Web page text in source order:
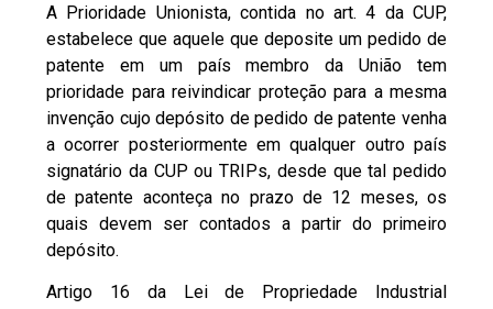
A Prioridade Unionista, contida no art. 4 da CUP,
estabelece que aquele que deposite um pedido de
patente em um país membro da União tem
prioridade para reivindicar proteção para a mesma
invenção cujo depósito de pedido de patente venha
a ocorrer posteriormente em qualquer outro país
signatário da CUP ou TRIPs, desde que tal pedido
de patente aconteça no prazo de 12 meses, os
quais devem ser contados a partir do primeiro
depósito.
Artigo 16 da Lei de Propriedade Industrial